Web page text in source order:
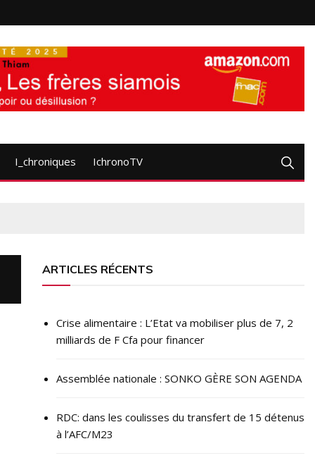
I_chroniques IchronoTV
ARTICLES RÉCENTS
Crise alimentaire : L’Etat va mobiliser plus de 7, 2
milliards de F Cfa pour financer
Assemblée nationale : SONKO GÈRE SON AGENDA
RDC: dans les coulisses du transfert de 15 détenus
à l’AFC/M23